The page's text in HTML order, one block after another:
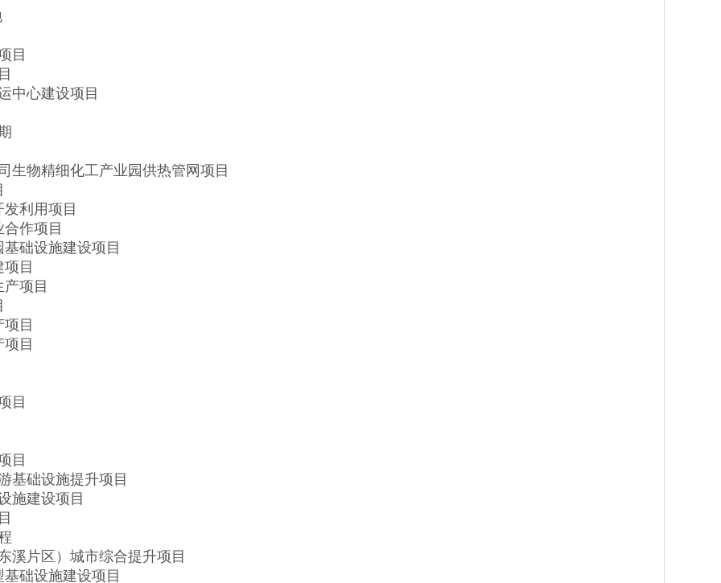
目
心建设项目
物精细化工产业园供热管网项目
利用项目
作项目
础设施建设项目
目
项目
目
目
目
目
础设施提升项目
建设项目
片区）城市综合提升项目
础设施建设项目